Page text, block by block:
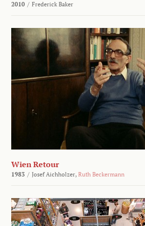
2010 / Frederick Baker
Wien Retour
1983 / Josef Aichholzer, Ruth Beckermann